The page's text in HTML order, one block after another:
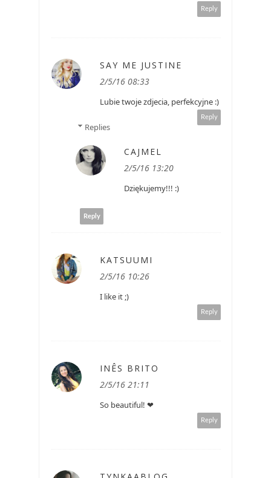
Reply
SAY ME JUSTINE
2/5/16 08:33
Lubie twoje zdjecia, perfekcyjne :)
Reply
Replies
CAJMEL
2/5/16 13:20
Dziękujemy!!! :)
Reply
KATSUUMI
2/5/16 10:26
I like it ;)
Reply
INÊS BRITO
2/5/16 21:11
So beautiful! ❤
Reply